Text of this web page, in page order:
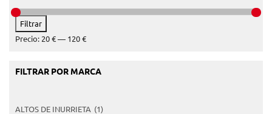
Precio
mínimo
Precio
máximo
Filtrar
Precio: 20 € — 120 €
FILTRAR POR MARCA
ALTOS DE INURRIETA (1)